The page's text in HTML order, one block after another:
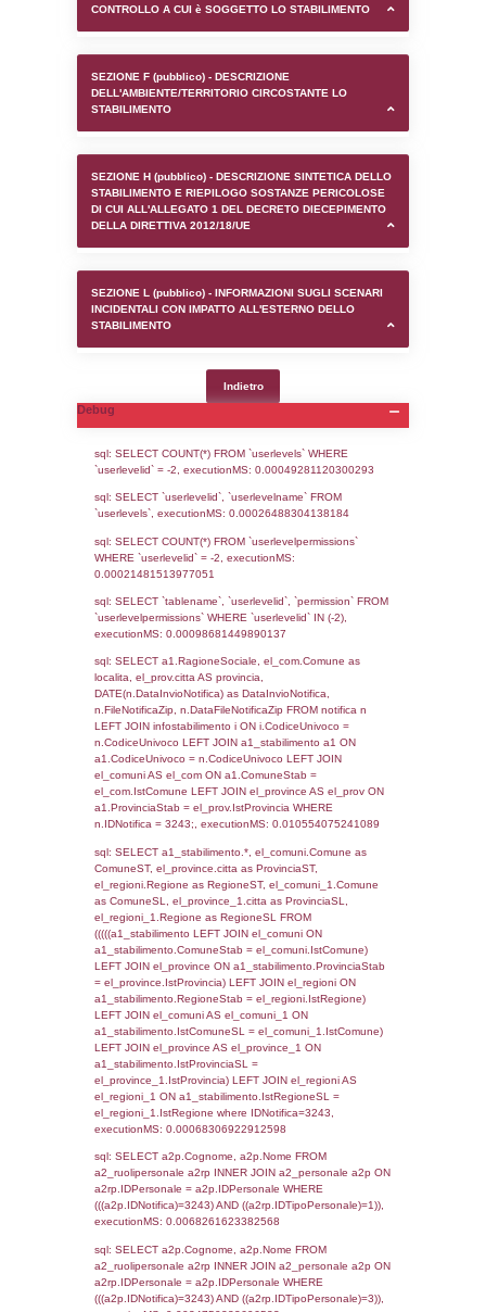
Stabilimento Publigas
S.p.A. nel comune di
di Verona (Verona) -
SEZIONE A1 (pubblico) - INFORMAZIONI
SEZIONE D (pubblico) - INFORMAZIONI
CONTROLLO A CUI è SOGGETTO LO
DELL'AMBIENTE/TERRITORIO
STABILIMENTO
SEZIONE H (pubblico) - DESCRIZIONE
STABILIMENTO E RIEPILOGO SOSTANZE
DI CUI ALL'ALLEGATO 1 DEL DECRETO
DELLA DIRETTIVA 2012/18/UE
SEZIONE L (pubblico) - INFORMAZIONI
INCIDENTALI CON IMPATTO
STABILIMENTO
Indietro
Debug
sql: SELECT COUNT(*) FROM `userlevels`
`userlevelid` = -2, executionMS:
sql: SELECT `userlevelid`, `userlevelname`
`userlevels`, executionMS:
sql: SELECT COUNT(*) FROM
WHERE `userlevelid` = -2, executionMS:
0.00021481513977051
sql: SELECT `tablename`, `userlevelid`,